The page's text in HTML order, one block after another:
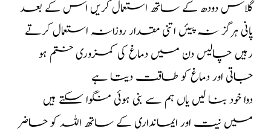
گلاس دودھ کے ساتھ استعمال کریں اس کے بعد
پانی ہرگز نہ پیئں اتنی مقدار روزانہ استعمال کرتے
رہیں چالیس دن میں دماغ کی کمزوری ختم ہو
جاتی اور دماغ کو طاقت دیتا ہے
دوا خود بنا لیں یاں ہم سے بنی ہوئی منگوا سکتے ہیں
میں نیت اور ایمانداری کے ساتھ اللہ کو حاضر